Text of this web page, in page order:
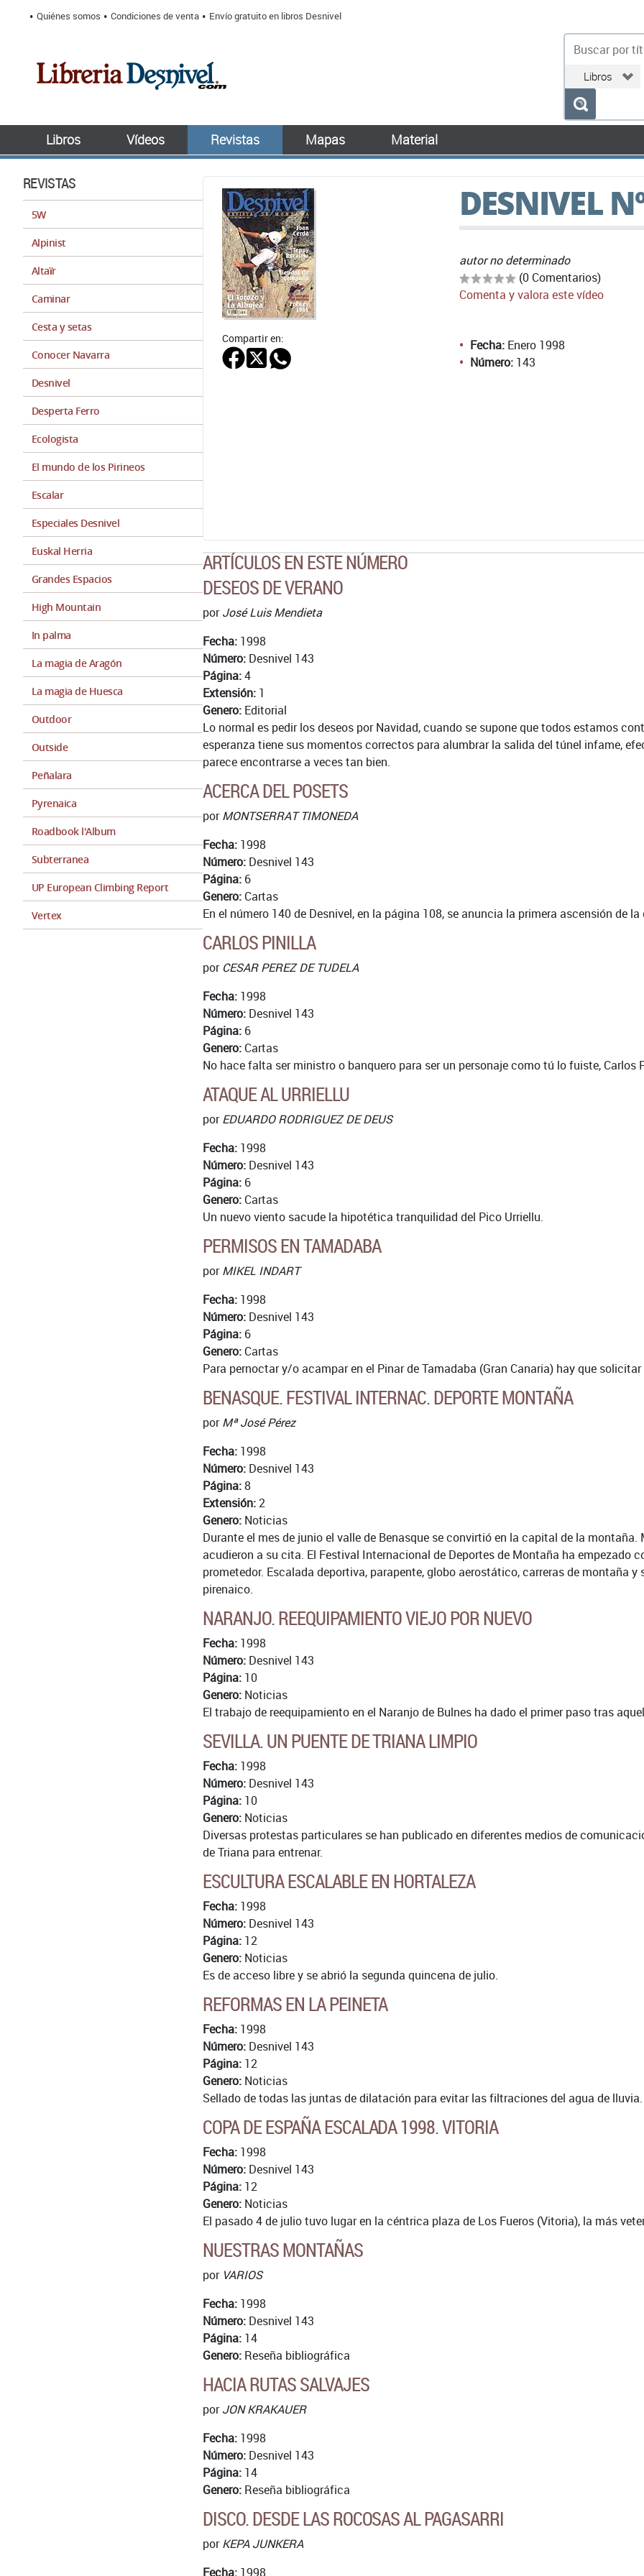
Quiénes somos Condiciones de venta Envío gratuito en libros Desnivel
Libros Vídeos Revistas Mapas Material
REVISTAS
5W
Alpinist
Altaïr
Caminar
Cesta y setas
Conocer Navarra
Desnivel
Desperta Ferro
Ecologista
El mundo de los Pirineos
Escalar
Especiales Desnivel
Euskal Herria
Grandes Espacios
High Mountain
In palma
La magia de Aragón
La magia de Huesca
Outdoor
Outside
Peñalara
Pyrenaica
Roadbook l'Album
Subterranea
UP European Climbing Report
Vertex
DESNIVEL
Compartir en:
autor no determinado
(0 Comentarios)
Comenta y valora este vídeo
Fecha: Enero 1998
Número: 143
ARTÍCULOS EN ESTE NÚMERO
DESEOS DE VERANO
porJosé Luis Mendieta
Fecha: 1998
Número: Desnivel 143
Página:4
Extensión: 1
Genero: Editorial
Lo normal es pedir los deseos por Navidad, cuando se supone que todos estamos
esperanza tiene sus momentos correctos para alumbrar la salida del túnel infame,
parece encontrarse a veces tan bien.
ACERCA DEL POSETS
porMONTSERRAT TIMONEDA
Fecha: 1998
Número: Desnivel 143
Página: 6
Genero: Cartas
En el número 140 de Desnivel, en la página 108, se anuncia la primera ascensión de
CARLOS PINILLA
por CESAR PEREZ DE TUDELA
Fecha: 1998
Número: Desnivel 143
Página: 6
Genero: Cartas
No hace falta ser ministro o banquero para ser un personaje como tú lo fuiste, Carlos
ATAQUE AL URRIELLU
porEDUARDO RODRIGUEZ DE DEUS
Fecha: 1998
Número: Desnivel 143
Página: 6
Genero: Cartas
Un nuevo viento sacude la hipotética tranquilidad del Pico Urriellu.
PERMISOS EN TAMADABA
porMIKEL INDART
Fecha: 1998
Número: Desnivel 143
Página: 6
Genero: Cartas
Para pernoctar y/o acampar en el Pinar de Tamadaba (Gran Canaria) hay que
BENASQUE. FESTIVAL INTERNAC. DEPORTE MONTAÑA
porMª José Pérez
Fecha: 1998
Número: Desnivel 143
Página:8
Extensión:2
Genero: Noticias
Durante el mes de junio el valle de Benasque se convirtió en la capital de la
acudieron a su cita. El Festival Internacional de Deportes de Montaña ha empezado
prometedor. Escalada deportiva, parapente, globo aerostático, carreras de montaña
pirenaico.
NARANJO. REEQUIPAMIENTO VIEJO POR NUEVO
Fecha: 1998
Número: Desnivel 143
Página: 10
Genero: Noticias
El trabajo de reequipamiento en el Naranjo de Bulnes ha dado el primer paso tras
SEVILLA. UN PUENTE DE TRIANA LIMPIO
Fecha: 1998
Número: Desnivel 143
Página: 10
Genero: Noticias
Diversas protestas particulares se han publicado en diferentes medios de
de Triana para entrenar.
ESCULTURA ESCALABLE EN HORTALEZA
Fecha: 1998
Número: Desnivel 143
Página: 12
Genero: Noticias
Es de acceso libre y se abrió la segunda quincena de julio.
REFORMAS EN LA PEINETA
Fecha: 1998
Número: Desnivel 143
Página: 12
Genero: Noticias
Sellado de todas las juntas de dilatación para evitar las filtraciones del agua de lluvia.
COPA DE ESPAÑA ESCALADA 1998. VITORIA
Fecha: 1998
Número: Desnivel 143
Página: 12
Genero: Noticias
El pasado 4 de julio tuvo lugar en la céntrica plaza de Los Fueros (Vitoria), la más
NUESTRAS MONTAÑAS
por VARIOS
Fecha: 1998
Número: Desnivel 143
Página: 14
Genero: Reseña bibliográfica
HACIA RUTAS SALVAJES
porJON KRAKAUER
Fecha: 1998
Número: Desnivel 143
Página: 14
Genero: Reseña bibliográfica
DISCO. DESDE LAS ROCOSAS AL PAGASARRI
porKEPA JUNKERA
Fecha: 1998